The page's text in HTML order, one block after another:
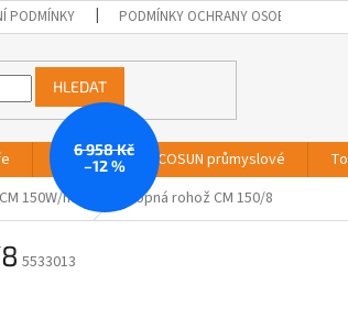
PODMÍNKY PODMÍNKY OCHRANY OSOBNÍCH
HLEDAT
Sálavé panely ECOSUN průmyslové
150W/m2 Topná rohož CM 150/8
5533013
6 958 Kč
–12 %